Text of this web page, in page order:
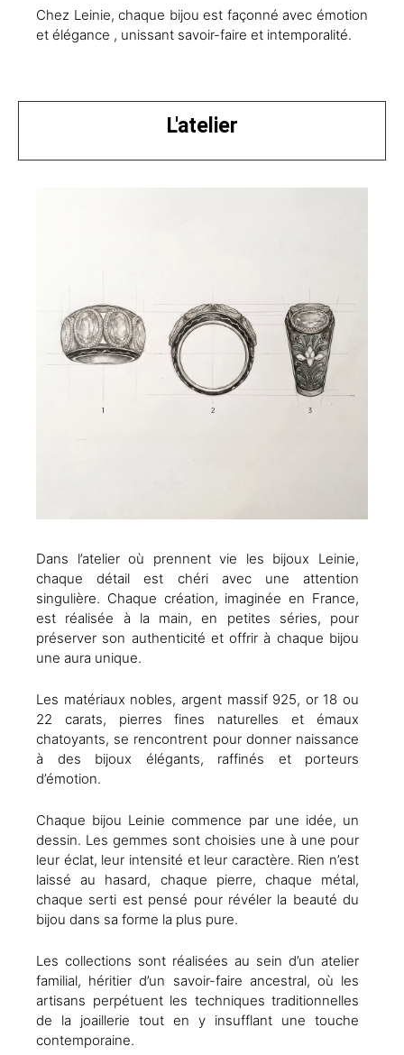
Chez Leinie, chaque bijou est façonné avec émotion
et élégance , unissant savoir-faire et intemporalité.
L'atelier
Dans l’atelier où prennent vie les bijoux Leinie,
chaque détail est chéri avec une attention
singulière. Chaque création, imaginée en France,
est réalisée à la main, en petites séries, pour
préserver son authenticité et offrir à chaque bijou
une aura unique.
Les matériaux nobles, argent massif 925, or 18 ou
22 carats, pierres fines naturelles et émaux
chatoyants, se rencontrent pour donner naissance
à des bijoux élégants, raffinés et porteurs
d’émotion.
Chaque bijou Leinie commence par une idée, un
dessin. Les gemmes sont choisies une à une pour
leur éclat, leur intensité et leur caractère. Rien n’est
laissé au hasard, chaque pierre, chaque métal,
chaque serti est pensé pour révéler la beauté du
bijou dans sa forme la plus pure.
Les collections sont réalisées au sein d’un atelier
familial, héritier d’un savoir-faire ancestral, où les
artisans perpétuent les techniques traditionnelles
de la joaillerie tout en y insufflant une touche
contemporaine.